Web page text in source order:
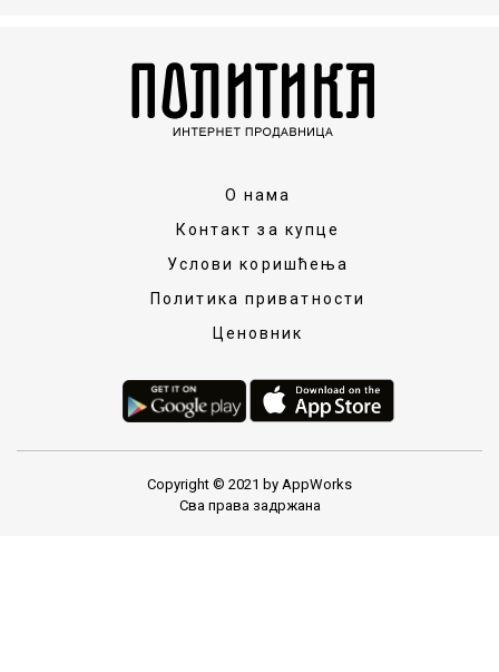
О нама
Контакт за купце
Услови коришћења
Политика приватности
Ценовник
Copyright © 2021 by AppWorks
Сва права задржана